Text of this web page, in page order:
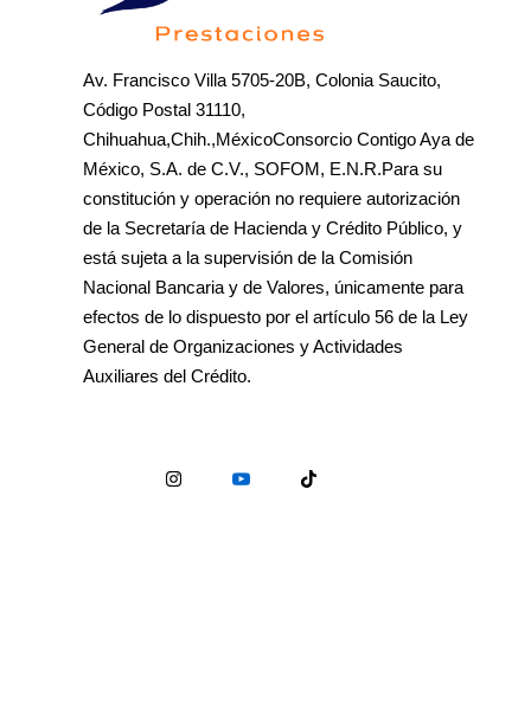
Av. Francisco Villa 5705-20B, Colonia Saucito,
Código Postal 31110,
Chihuahua,Chih.,MéxicoConsorcio Contigo Aya de
México, S.A. de C.V., SOFOM, E.N.R.Para su
constitución y operación no requiere autorización
de la Secretaría de Hacienda y Crédito Público, y
está sujeta a la supervisión de la Comisión
Nacional Bancaria y de Valores, únicamente para
efectos de lo dispuesto por el artículo 56 de la Ley
General de Organizaciones y Actividades
Auxiliares del Crédito.